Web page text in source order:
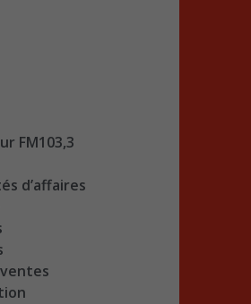
FM103,3
d’affaires